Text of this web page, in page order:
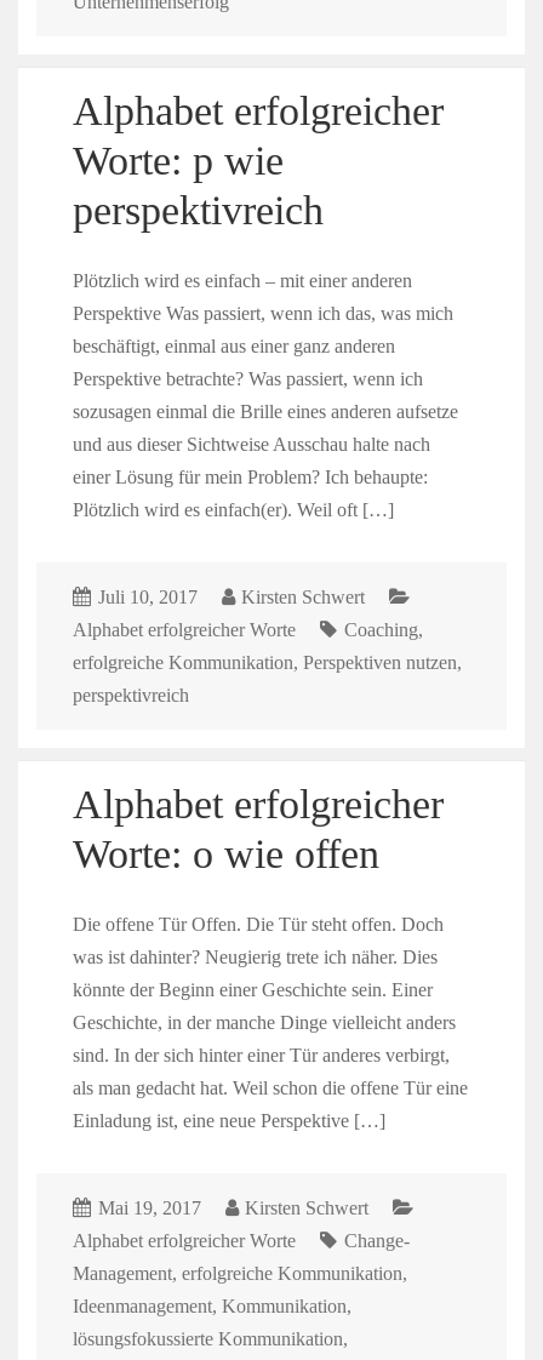
Alphabet erfolgreicher
Worte: p wie
perspektivreich
Plötzlich wird es einfach – mit einer anderen
Perspektive Was passiert, wenn ich das, was mich
beschäftigt, einmal aus einer ganz anderen
Perspektive betrachte? Was passiert, wenn ich
sozusagen einmal die Brille eines anderen aufsetze
und aus dieser Sichtweise Ausschau halte nach
einer Lösung für mein Problem? Ich behaupte:
Plötzlich wird es einfach(er). Weil oft […]
Juli 10, 2017
Kirsten Schwert
Alphabet erfolgreicher Worte
Coaching,
erfolgreiche Kommunikation, Perspektiven nutzen,
perspektivreich
Alphabet erfolgreicher
Worte: o wie offen
Die offene Tür Offen. Die Tür steht offen. Doch
was ist dahinter? Neugierig trete ich näher. Dies
könnte der Beginn einer Geschichte sein. Einer
Geschichte, in der manche Dinge vielleicht anders
sind. In der sich hinter einer Tür anderes verbirgt,
als man gedacht hat. Weil schon die offene Tür eine
Einladung ist, eine neue Perspektive […]
Mai 19, 2017
Kirsten Schwert
Alphabet erfolgreicher Worte
Change-
Management, erfolgreiche Kommunikation,
Ideenmanagement, Kommunikation,
lösungsfokussierte Kommunikation,